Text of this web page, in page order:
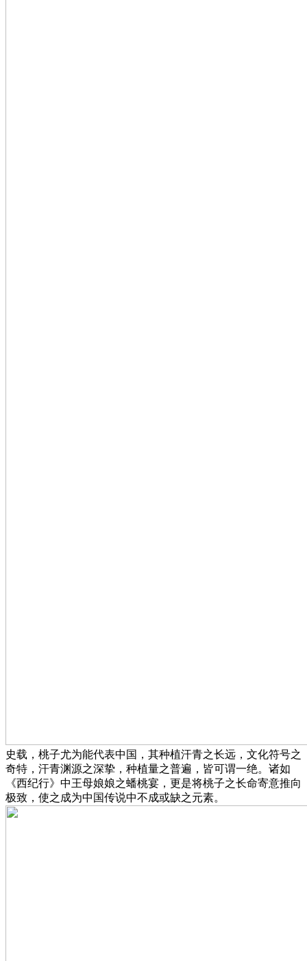
史载，桃子尤为能代表中国，其种植汗青之长远，文化符号之
奇特，汗青渊源之深挚，种植量之普遍，皆可谓一绝。诸如
《西纪行》中王母娘娘之蟠桃宴，更是将桃子之长命寄意推向
极致，使之成为中国传说中不成或缺之元素。